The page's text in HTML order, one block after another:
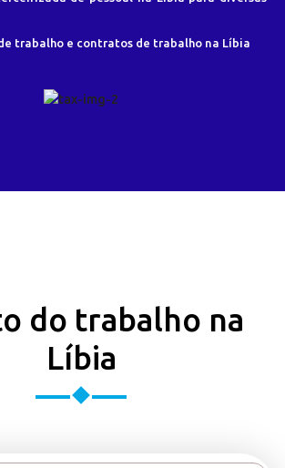
trabalho e contratos de trabalho na Líbia
do trabalho na
Líbia